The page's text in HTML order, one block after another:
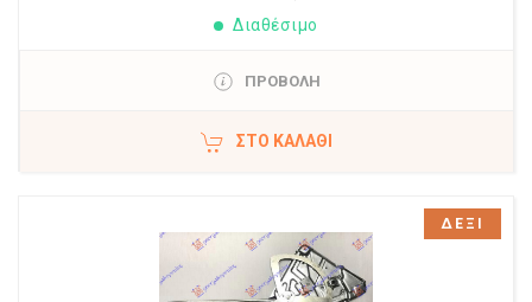
Διαθέσιμο
ΠΡΟΒΟΛΗ
ΣΤΟ ΚΑΛΆΘΙ
ΔΕΞΙ